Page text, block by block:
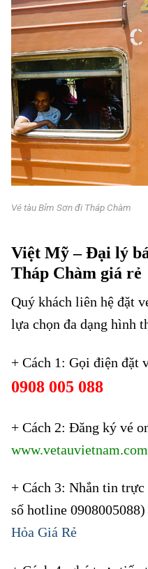
Vé tàu Bỉm Sơn đi Tháp Chàm
Việt Mỹ – Đại lý
Tháp Chàm giá rẻ
Quý khách liên hệ đặt
lựa chọn đa dạng hình
+ Cách 1: Gọi điện đặt
0908 005 088
+ Cách 2: Đăng ký vé
www.vetauvietnam.com
+ Cách 3: Nhắn tin
số hotline
Hỏa Giá Rẻ